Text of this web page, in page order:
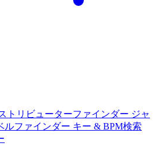
トリビューターファインダー ジャ
ルファインダー キー & BPM検索